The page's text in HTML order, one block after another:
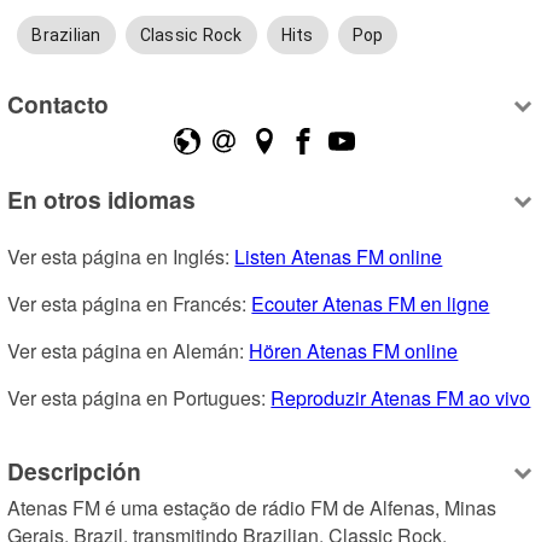
Brazilian Classic Rock Hits Pop
Contacto
En otros idiomas
Ver esta página en Inglés: Listen Atenas FM online
Ver esta página en Francés: Ecouter Atenas FM en ligne
Ver esta página en Alemán: Hören Atenas FM online
Ver esta página en Portugues: Reproduzir Atenas FM ao vivo
Descripción
Atenas FM é uma estação de rádio FM de Alfenas, Minas
Gerais, Brazil, transmitindo Brazilian, Classic Rock.